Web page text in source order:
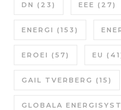
DN (23) EEE (27)
ENERGI (153)
EROEI (57) EU
GAIL TVERBERG (15)
GLOBALA